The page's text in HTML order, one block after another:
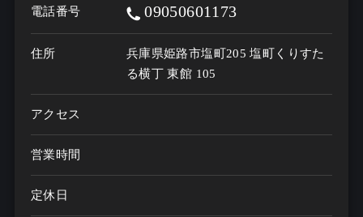
電話番号 09050601173
住所
兵庫県姫路市塩町205 塩町くりすた
る横丁 東館 105
アクセス
営業時間
定休日